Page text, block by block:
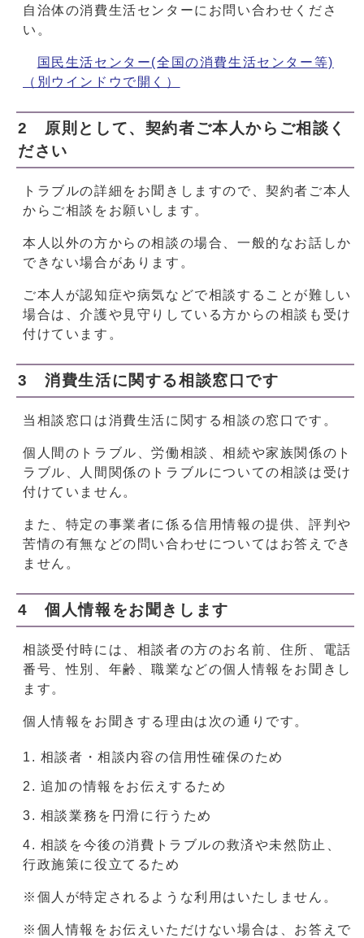
自治体の消費生活センターにお問い合わせくださ
い。
国民生活センター(全国の消費生活センター等)
（別ウインドウで開く）
2 原則として、契約者ご本人からご相談く
ださい
トラブルの詳細をお聞きしますので、契約者ご本人
からご相談をお願いします。
本人以外の方からの相談の場合、一般的なお話しか
できない場合があります。
ご本人が認知症や病気などで相談することが難しい
場合は、介護や見守りしている方からの相談も受け
付けています。
3 消費生活に関する相談窓口です
当相談窓口は消費生活に関する相談の窓口です。
個人間のトラブル、労働相談、相続や家族関係のト
ラブル、人間関係のトラブルについての相談は受け
付けていません。
また、特定の事業者に係る信用情報の提供、評判や
苦情の有無などの問い合わせについてはお答えでき
ません。
4 個人情報をお聞きします
相談受付時には、相談者の方のお名前、住所、電話
番号、性別、年齢、職業などの個人情報をお聞きし
ます。
個人情報をお聞きする理由は次の通りです。
相談者・相談内容の信用性確保のため
追加の情報をお伝えするため
相談業務を円滑に行うため
相談を今後の消費トラブルの救済や未然防止、
行政施策に役立てるため
※個人が特定されるような利用はいたしません。
※個人情報をお伝えいただけない場合は、お答えで